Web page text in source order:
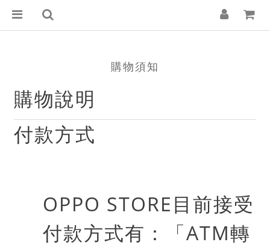
購物須知
購物說明
付款方式
OPPO STORE目前接受
付款方式有：「ATM轉